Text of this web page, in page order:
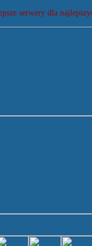
serwery dla